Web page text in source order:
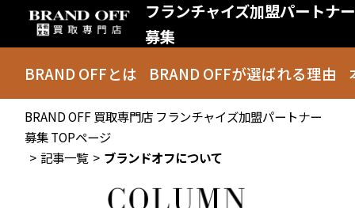
フランチャイズ加盟パートナー
募集
BRAND OFFとは BRAND OFFが選ばれる理由
BRAND OFF 買取専門店 フランチャイズ加盟パートナー
募集 TOPページ
記事一覧
ブランドオフについて